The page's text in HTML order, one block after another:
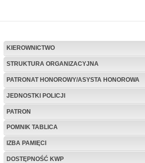
KIEROWNICTWO
STRUKTURA ORGANIZACYJNA
PATRONAT HONOROWY/ASYSTA HONOROWA
JEDNOSTKI POLICJI
PATRON
POMNIK TABLICA
IZBA PAMIĘCI
DOSTĘPNOŚĆ KWP